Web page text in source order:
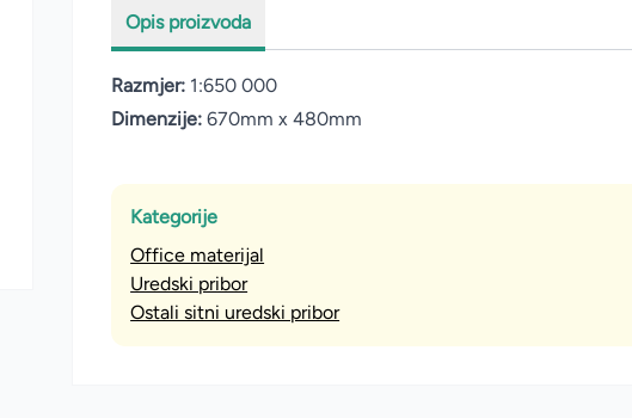
Opis proizvoda
Razmjer: 1:650 000
Dimenzije: 670mm x 480mm
Kategorije
Office materijal
Uredski pribor
Ostali sitni uredski pribor